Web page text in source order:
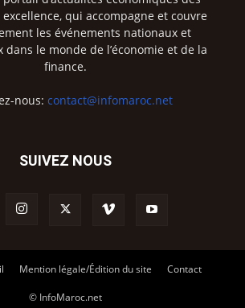
qui accompagne et couvre
les événements nationaux et
le monde de l’économie et de la
finance.
nous: contact@infomaroc.net
SUIVEZ NOUS
Mention légale/Édition du site Contact
© InfoMaroc.net